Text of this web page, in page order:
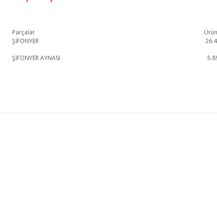
Parçalar
ŞİFONYER
ŞİFONYER AYNASI